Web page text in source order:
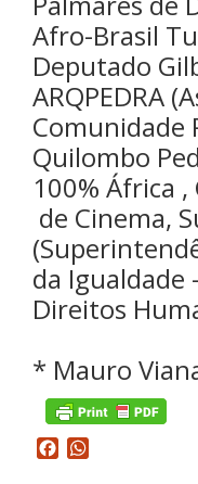
Afro-Brasil
Deputado
ARQPEDRA
Comunidade
Quilombo
100% África
de Cinema,
da Igualdade
Direitos
* Mauro
Facebook